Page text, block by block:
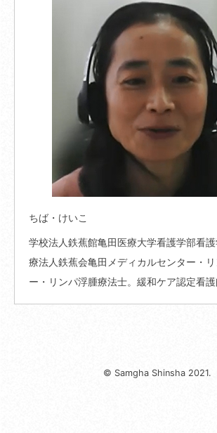
ちば・けいこ
学校法人鉄蕉館亀田医療大学看護学部看
療法人鉄蕉会亀田メディカルセンター・
ー・リンパ浮腫療法士。緩和ケア認定看護
© Samgha Shinsha 2021.